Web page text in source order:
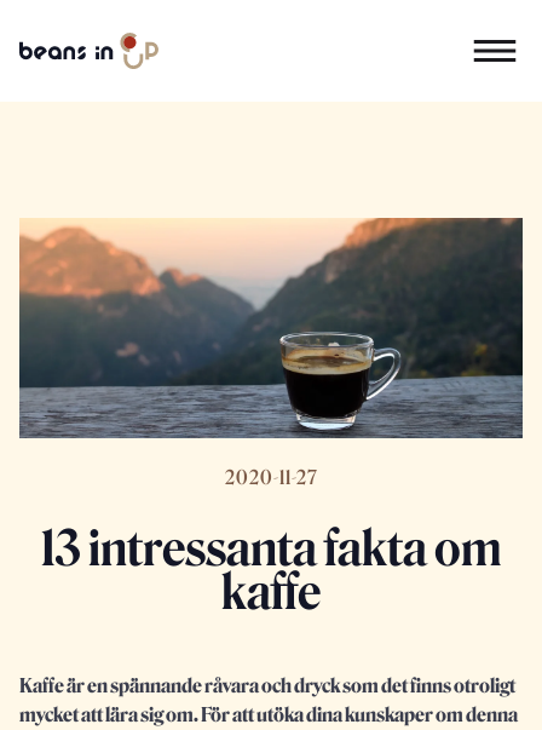
2020-11-27
13 intressanta fakta om
kaffe
Kaffe är en spännande råvara och dryck som det finns otroligt
mycket att lära sig om. För att utöka dina kunskaper om denna